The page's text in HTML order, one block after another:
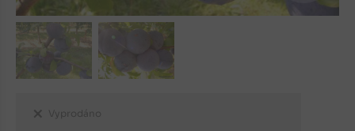
Vyprodáno